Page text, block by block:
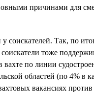
причинами для
соискателей. Так, по
тоже
по линии
областей (по 4% в
вакансиях